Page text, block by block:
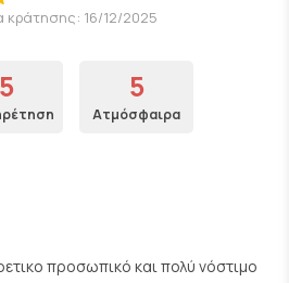
κράτησης: 16/12/2025
5 5
Ατμόσφαιρα
προσωπικό και πολύ νόστιμο